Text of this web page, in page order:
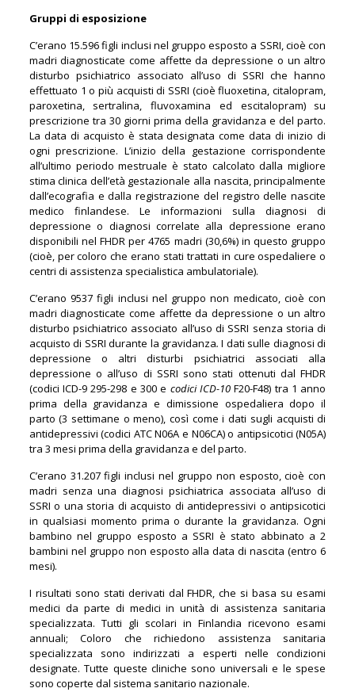
Gruppi di esposizione
C’erano 15.596 figli inclusi nel gruppo esposto a SSRI, cioè con
madri diagnosticate come affette da depressione o un altro
disturbo psichiatrico associato all’uso di SSRI che hanno
effettuato 1 o più acquisti di SSRI (cioè fluoxetina, citalopram,
paroxetina, sertralina, fluvoxamina ed escitalopram) su
prescrizione tra 30 giorni prima della gravidanza e del parto.
La data di acquisto è stata designata come data di inizio di
ogni prescrizione. L’inizio della gestazione corrispondente
all’ultimo periodo mestruale è stato calcolato dalla migliore
stima clinica dell’età gestazionale alla nascita, principalmente
dall’ecografia e dalla registrazione del registro delle nascite
medico finlandese. Le informazioni sulla diagnosi di
depressione o diagnosi correlate alla depressione erano
disponibili nel FHDR per 4765 madri (30,6%) in questo gruppo
(cioè, per coloro che erano stati trattati in cure ospedaliere o
centri di assistenza specialistica ambulatoriale).
C’erano 9537 figli inclusi nel gruppo non medicato, cioè con
madri diagnosticate come affette da depressione o un altro
disturbo psichiatrico associato all’uso di SSRI senza storia di
acquisto di SSRI durante la gravidanza. I dati sulle diagnosi di
depressione o altri disturbi psichiatrici associati alla
depressione o all’uso di SSRI sono stati ottenuti dal FHDR
(codici ICD-9 295-298 e 300 e codici ICD-10F20-F48) tra 1 anno
prima della gravidanza e dimissione ospedaliera dopo il
parto (3 settimane o meno), così come i dati sugli acquisti di
antidepressivi (codici ATC N06A e N06CA) o antipsicotici (N05A)
tra 3 mesi prima della gravidanza e del parto.
C’erano 31.207 figli inclusi nel gruppo non esposto, cioè con
madri senza una diagnosi psichiatrica associata all’uso di
SSRI o una storia di acquisto di antidepressivi o antipsicotici
in qualsiasi momento prima o durante la gravidanza. Ogni
bambino nel gruppo esposto a SSRI è stato abbinato a 2
bambini nel gruppo non esposto alla data di nascita (entro 6
mesi).
I risultati sono stati derivati dal FHDR, che si basa su esami
medici da parte di medici in unità di assistenza sanitaria
specializzata. Tutti gli scolari in Finlandia ricevono esami
annuali; Coloro che richiedono assistenza sanitaria
specializzata sono indirizzati a esperti nelle condizioni
designate. Tutte queste cliniche sono universali e le spese
sono coperte dal sistema sanitario nazionale.